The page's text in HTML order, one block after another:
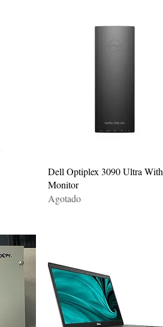
Vista rápida
Dell Optiplex 3090 Ultra With
Monitor
Agotado